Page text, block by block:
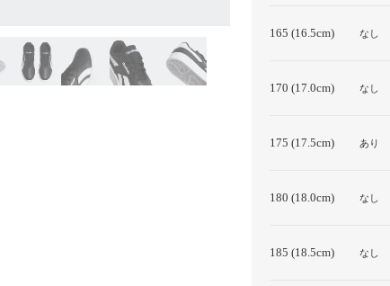
165 (16.5cm) なし
170 (17.0cm) なし
175 (17.5cm) あり
180 (18.0cm) なし
185 (18.5cm) なし